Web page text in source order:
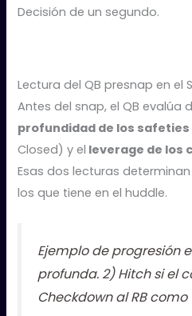
Decisión de un segundo.
Lectura del QB presnap en el
Antes del snap, el QB evalúa
profundidad de los safeties
Closed) y el leverage de los
Esas dos lecturas
los que tiene en el huddle.
Ejemplo de progresión
profunda. 2) Hitch si el
Checkdown al RB